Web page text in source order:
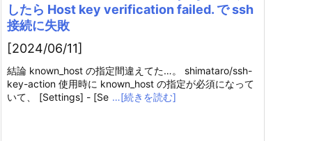
したら Host key verification failed. で ssh
接続に失敗
[2024/06/11]
結論 known_host の指定間違えてた…。 shimataro/ssh-
key-action 使用時に known_host の指定が必須になって
いて、 [Settings] - [Se …[続きを読む]